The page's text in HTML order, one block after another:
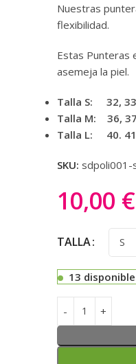
Nuestras
flexibilidad.
Estas Punteras
asemeja la piel.
Talla S: 32,
Talla M: 36,
Talla L: 40.
SKU: sdpoli001-
10,00 €
TALLA
13